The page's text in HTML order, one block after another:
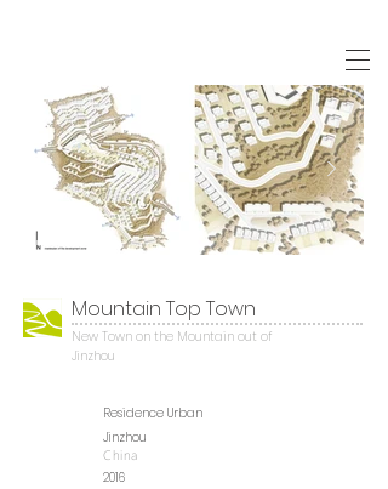
Residence Urban
China
Jinzhou
2016
Mountain Top Town
New Town on the Mountain out of
Jinzhou